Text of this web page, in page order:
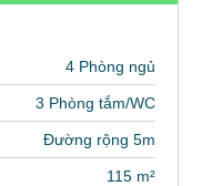
4 Phòng ngủ
3 Phòng tắm/WC
Đường rộng 5m
115 m²